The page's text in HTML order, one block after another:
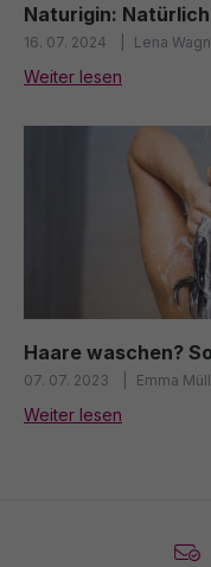
Naturigin:
16. 07. 2024 Lena
Weiter lesen
Haare waschen?
07. 07. 2023 Emma
Weiter lesen